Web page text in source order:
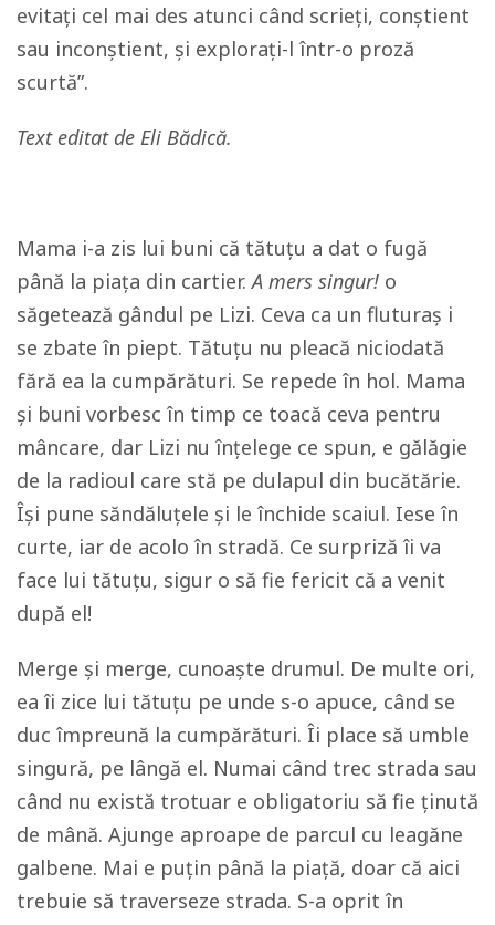
evitați cel mai des atunci când scrieți, conștient
sau inconștient, și explorați-l într-o proză
scurtă”.
Text editat de Eli Bădică.
Mama i-a zis lui buni că tătuțu a dat o fugă
până la piața din cartier.A mers singur! o
săgetează gândul pe Lizi. Ceva ca un fluturaș i
se zbate în piept. Tătuțu nu pleacă niciodată
fără ea la cumpărături. Se repede în hol. Mama
și buni vorbesc în timp ce toacă ceva pentru
mâncare, dar Lizi nu înțelege ce spun, e gălăgie
de la radioul care stă pe dulapul din bucătărie.
Își pune săndăluțele și le închide scaiul. Iese în
curte, iar de acolo în stradă. Ce surpriză îi va
face lui tătuțu, sigur o să fie fericit că a venit
după el!
Merge și merge, cunoaște drumul. De multe ori,
ea îi zice lui tătuțu pe unde s-o apuce, când se
duc împreună la cumpărături. Îi place să umble
singură, pe lângă el. Numai când trec strada sau
când nu există trotuar e obligatoriu să fie ținută
de mână. Ajunge aproape de parcul cu leagăne
galbene. Mai e puțin până la piață, doar că aici
trebuie să traverseze strada. S-a oprit în